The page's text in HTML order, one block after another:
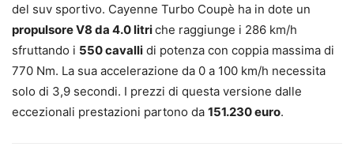
del suv sportivo. Cayenne Turbo Coupè ha in dote un
propulsore V8 da 4.0 litriche raggiunge i 286 km/h
sfruttando i 550 cavalli di potenza con coppia massima di
770 Nm. La sua accelerazione da 0 a 100 km/h necessita
solo di 3,9 secondi. I prezzi di questa versione dalle
eccezionali prestazioni partono da 151.230 euro.